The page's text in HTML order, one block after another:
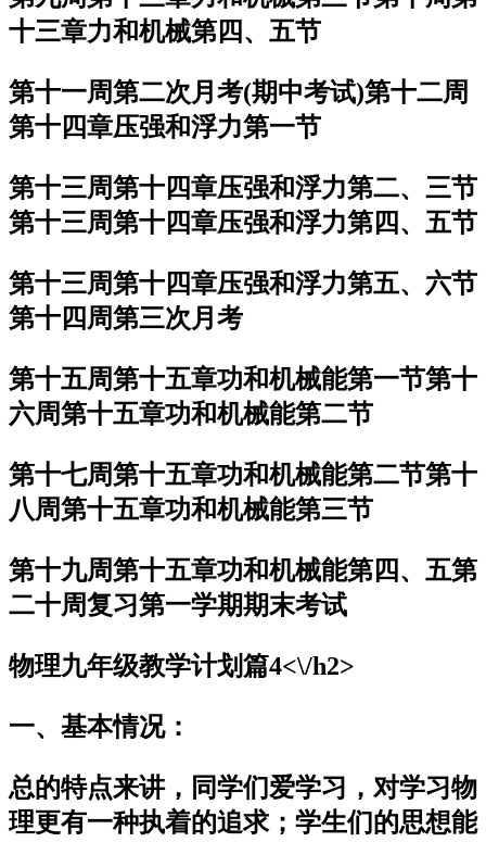
十三章力和机械第四、五节
第十一周第二次月考(期中考试)第十二周
第十四章压强和浮力第一节
第十三周第十四章压强和浮力第二、三节
第十三周第十四章压强和浮力第四、五节
第十三周第十四章压强和浮力第五、六节
第十四周第三次月考
第十五周第十五章功和机械能第一节第十
六周第十五章功和机械能第二节
第十七周第十五章功和机械能第二节第十
八周第十五章功和机械能第三节
第十九周第十五章功和机械能第四、五第
二十周复习第一学期期末考试
物理九年级教学计划篇4<\/h2>
一、基本情况：
总的特点来讲，同学们爱学习，对学习物
理更有一种执着的追求；学生们的思想能